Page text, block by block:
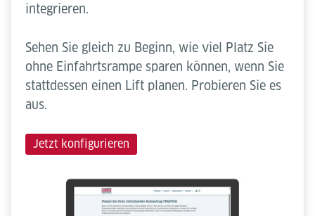
integrieren.
Sehen Sie gleich zu Beginn, wie viel Platz Sie
ohne Einfahrtsrampe sparen können, wenn Sie
stattdessen einen Lift planen. Probieren Sie es
aus.
Jetzt konfigurieren